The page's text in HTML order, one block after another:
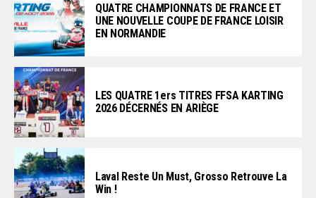
QUATRE CHAMPIONNATS DE FRANCE ET
UNE NOUVELLE COUPE DE FRANCE LOISIR
EN NORMANDIE
LES QUATRE 1ers TITRES FFSA KARTING
2026 DÉCERNÉS EN ARIÈGE
Laval Reste Un Must, Grosso Retrouve La
Win !